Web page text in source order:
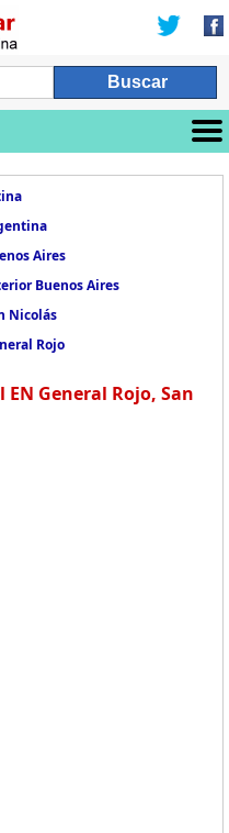
Aires
Buenos Aires
Nicolás
Rojo
EN General Rojo, San